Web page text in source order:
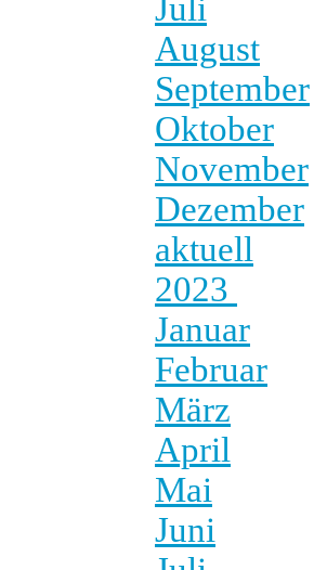
Juli
August
September
Oktober
November
Dezember
aktuell
2023
Januar
Februar
März
April
Mai
Juni